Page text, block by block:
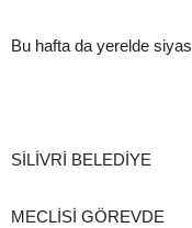
Bu hafta da yerelde
SİLİVRİ BELEDİYE
MECLİSİ GÖREVDE